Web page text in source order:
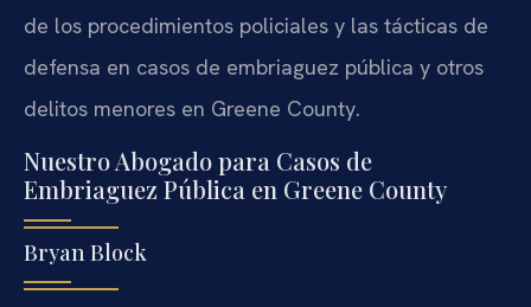
de los procedimientos policiales y las tácticas de
defensa en casos de embriaguez pública y otros
delitos menores en Greene County.
Nuestro Abogado para Casos de
Embriaguez Pública en Greene County
Bryan Block